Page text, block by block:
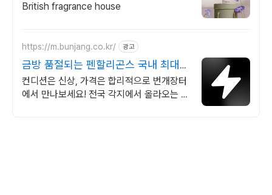
British fragrance house
https://m.bunjang.co.kr/ 광고
금방 품절되는 펜할리곤스 국내 최대
브랜드 중고거래
컨디션은 신상, 가격은 합리적으로 번개장터
에서 만나보세요! 전국 각지에서 올라오는 전